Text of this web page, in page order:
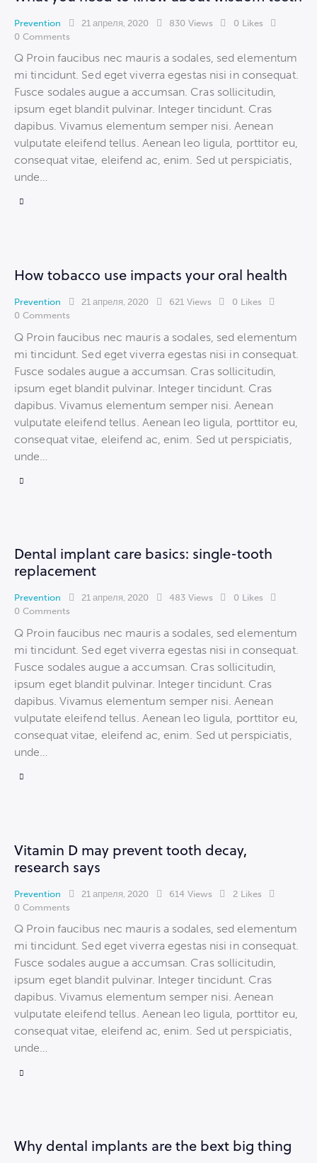
Prevention 21 апреля, 2020 830 Views 0 Likes
0 Comments
Q Proin faucibus nec mauris a sodales, sed elementum
mi tincidunt. Sed eget viverra egestas nisi in consequat.
Fusce sodales augue a accumsan. Cras sollicitudin,
ipsum eget blandit pulvinar. Integer tincidunt. Cras
dapibus. Vivamus elementum semper nisi. Aenean
vulputate eleifend tellus. Aenean leo ligula, porttitor eu,
consequat vitae, eleifend ac, enim. Sed ut perspiciatis,
unde…
How tobacco use impacts your oral health
Prevention 21 апреля, 2020 621 Views 0 Likes
0 Comments
Q Proin faucibus nec mauris a sodales, sed elementum
mi tincidunt. Sed eget viverra egestas nisi in consequat.
Fusce sodales augue a accumsan. Cras sollicitudin,
ipsum eget blandit pulvinar. Integer tincidunt. Cras
dapibus. Vivamus elementum semper nisi. Aenean
vulputate eleifend tellus. Aenean leo ligula, porttitor eu,
consequat vitae, eleifend ac, enim. Sed ut perspiciatis,
unde…
Dental implant care basics: single-tooth
replacement
Prevention 21 апреля, 2020 483 Views 0 Likes
0 Comments
Q Proin faucibus nec mauris a sodales, sed elementum
mi tincidunt. Sed eget viverra egestas nisi in consequat.
Fusce sodales augue a accumsan. Cras sollicitudin,
ipsum eget blandit pulvinar. Integer tincidunt. Cras
dapibus. Vivamus elementum semper nisi. Aenean
vulputate eleifend tellus. Aenean leo ligula, porttitor eu,
consequat vitae, eleifend ac, enim. Sed ut perspiciatis,
unde…
Vitamin D may prevent tooth decay,
research says
Prevention 21 апреля, 2020 614 Views 2 Likes
0 Comments
Q Proin faucibus nec mauris a sodales, sed elementum
mi tincidunt. Sed eget viverra egestas nisi in consequat.
Fusce sodales augue a accumsan. Cras sollicitudin,
ipsum eget blandit pulvinar. Integer tincidunt. Cras
dapibus. Vivamus elementum semper nisi. Aenean
vulputate eleifend tellus. Aenean leo ligula, porttitor eu,
consequat vitae, eleifend ac, enim. Sed ut perspiciatis,
unde…
Why dental implants are the bext big thing